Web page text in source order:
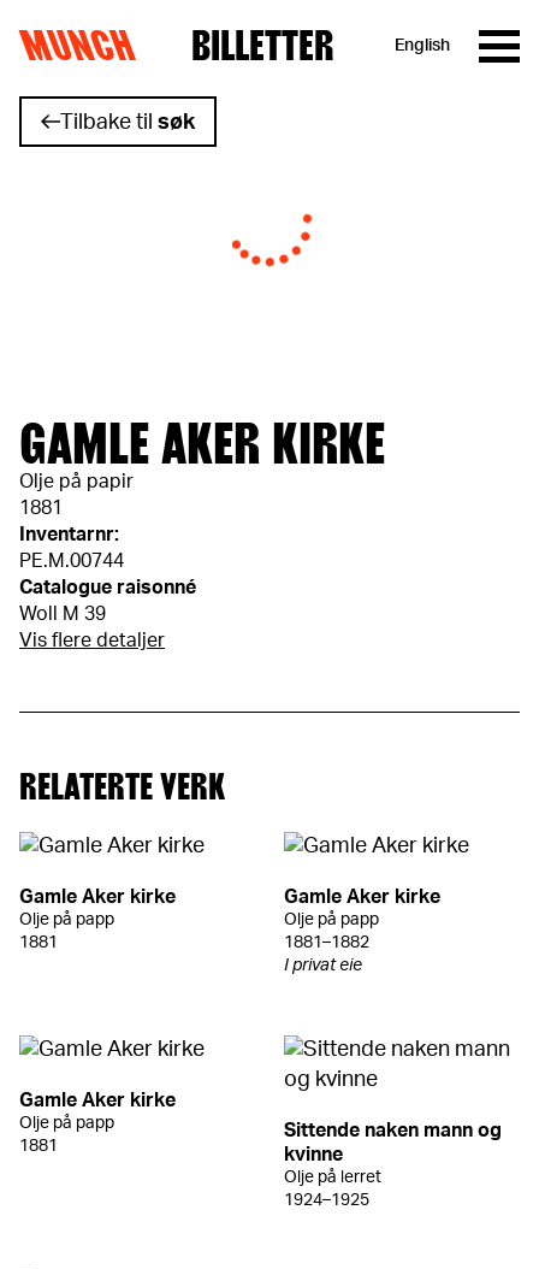
Hopp til innhold
MUNCH BILLETTER English
Tilbake til søk
GAMLE AKER KIRKE
Olje på papir
1881
Inventarnr:
PE.M.00744
Catalogue raisonné
Woll M 39
Vis flere detaljer
RELATERTE VERK
Gamle Aker kirke
Olje på papp
1881
Gamle Aker kirke
Olje på papp
1881–1882
I privat eie
Gamle Aker kirke
Olje på papp
1881
Sittende naken mann og
kvinne
Olje på lerret
1924–1925